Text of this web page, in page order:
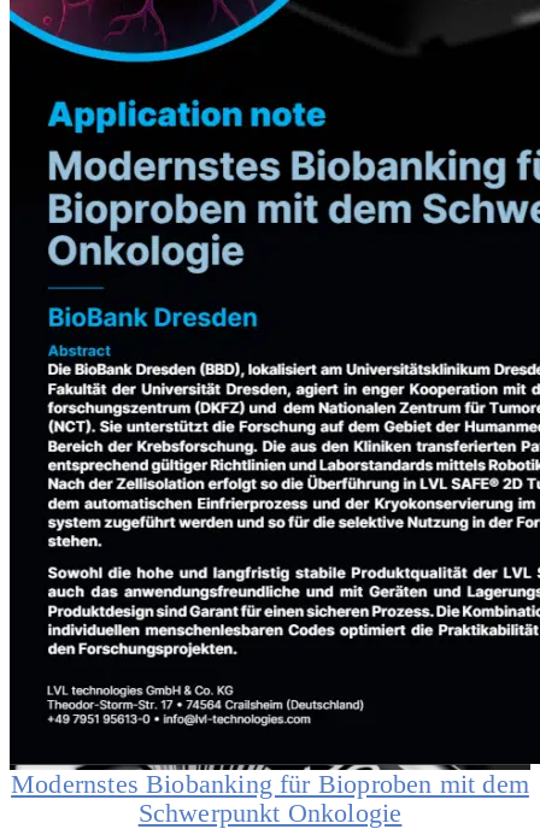
Modernstes Biobanking für Bioproben mit dem
Schwerpunkt Onkologie